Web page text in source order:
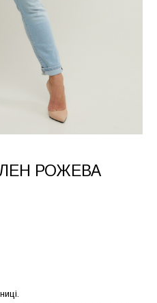
РОЖЕВА